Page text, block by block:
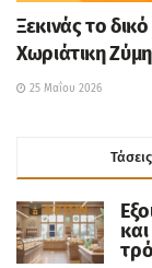
Ξεκινάς το
Χωριάτικη
25 Μαΐου 2026
Τάσεις